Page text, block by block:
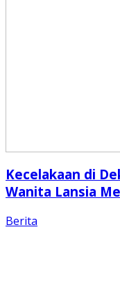
Kecelakaan di
Wanita Lansia
Berita